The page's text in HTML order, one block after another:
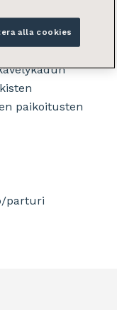
katutasosta
varrella. Käynti
paikoitusten
parturi
alla cookies